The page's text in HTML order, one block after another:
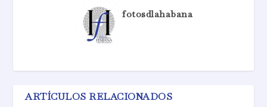
fotosdlahabana
ARTÍCULOS RELACIONADOS